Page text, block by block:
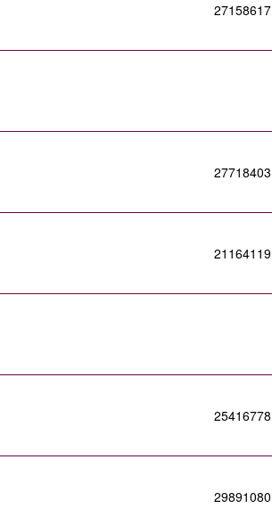
27158617
27718403
21164119
25416778
29891080